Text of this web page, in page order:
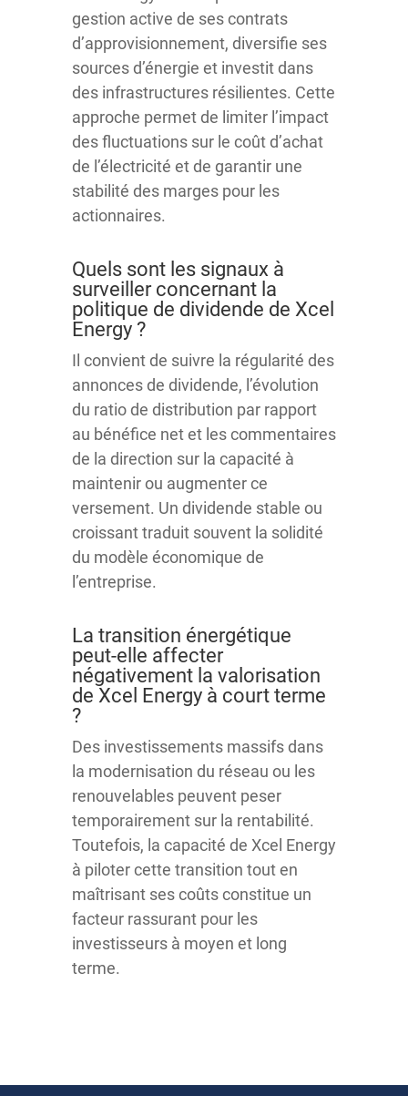
gestion active de ses contrats
d’approvisionnement, diversifie ses
sources d’énergie et investit dans
des infrastructures résilientes. Cette
approche permet de limiter l’impact
des fluctuations sur le coût d’achat
de l’électricité et de garantir une
stabilité des marges pour les
actionnaires.
Quels sont les signaux à
surveiller concernant la
politique de dividende de Xcel
Energy ?
Il convient de suivre la régularité des
annonces de dividende, l’évolution
du ratio de distribution par rapport
au bénéfice net et les commentaires
de la direction sur la capacité à
maintenir ou augmenter ce
versement. Un dividende stable ou
croissant traduit souvent la solidité
du modèle économique de
l’entreprise.
La transition énergétique
peut-elle affecter
négativement la valorisation
de Xcel Energy à court terme
?
Des investissements massifs dans
la modernisation du réseau ou les
renouvelables peuvent peser
temporairement sur la rentabilité.
Toutefois, la capacité de Xcel Energy
à piloter cette transition tout en
maîtrisant ses coûts constitue un
facteur rassurant pour les
investisseurs à moyen et long
terme.